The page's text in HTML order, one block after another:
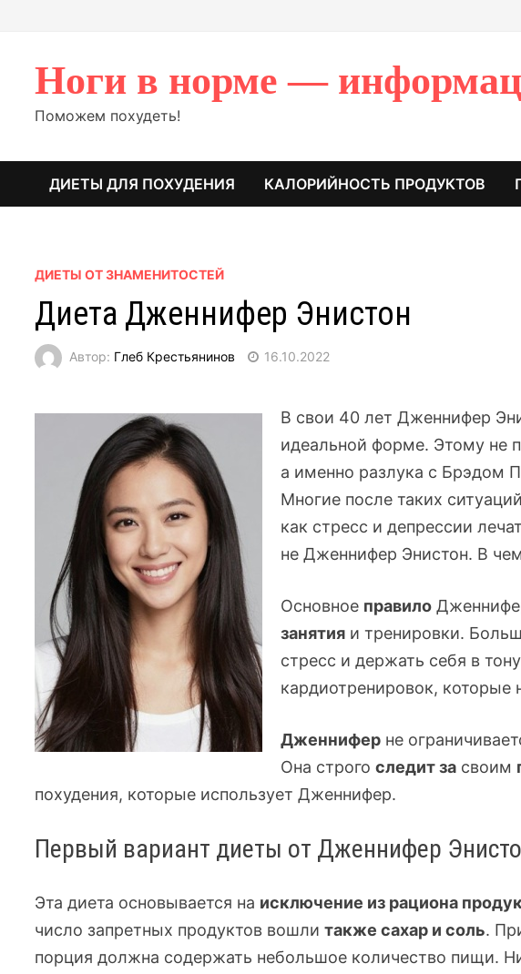
Ноги в норме —
Поможем похудеть!
ДИЕТЫ ДЛЯ ПОХУДЕНИЯ КАЛОРИЙНОСТЬ ПРОДУКТОВ
ДИЕТЫ ОТ ЗНАМЕНИТОСТЕЙ
Диета Дженнифер Энистон
Автор: Глеб Крестьянинов 16.10.2022
В свои 40 лет Дженнифер
идеальной форме. Этому не
а именно разлука с Брэдом
Многие после таких
как стресс и депрессии
не Дженнифер Энистон. В
Основное правило
занятия и тренировки.
стресс и держать себя в
кардиотренировок, которые
Дженнифер не
Она строгоследит за своим
похудения, которые использует Дженнифер.
Первый вариант диеты от Дженнифер
Эта диета основывается на исключение из рациона
число запретных продуктов вошлитакже сахар и соль.
порция должна содержать небольшое количество пищи.